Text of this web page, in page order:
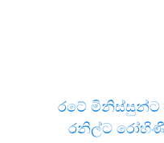
රටේ
රනිල්ට